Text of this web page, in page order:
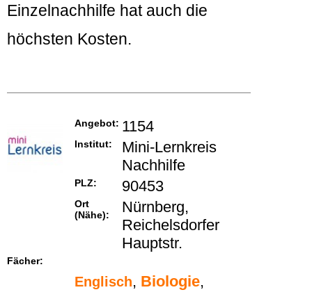
Einzelnachhilfe hat auch die
höchsten Kosten.
Angebot: 1154
Institut:
Mini-Lernkreis
Nachhilfe
PLZ: 90453
Ort
(Nähe):
Nürnberg,
Reichelsdorfer
Hauptstr.
Fächer:
Englisch, Biologie,